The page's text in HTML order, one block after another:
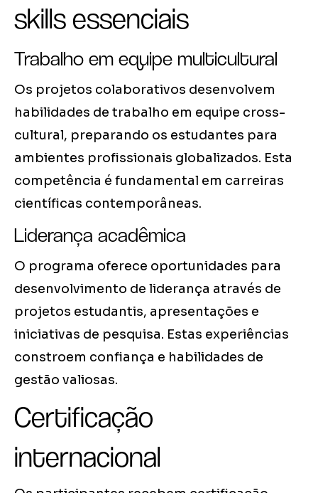
skills essenciais
Trabalho em equipe multicultural
Os projetos colaborativos desenvolvem
habilidades de trabalho em equipe cross-
cultural, preparando os estudantes para
ambientes profissionais globalizados. Esta
competência é fundamental em carreiras
científicas contemporâneas.
Liderança acadêmica
O programa oferece oportunidades para
desenvolvimento de liderança através de
projetos estudantis, apresentações e
iniciativas de pesquisa. Estas experiências
constroem confiança e habilidades de
gestão valiosas.
Certificação
internacional